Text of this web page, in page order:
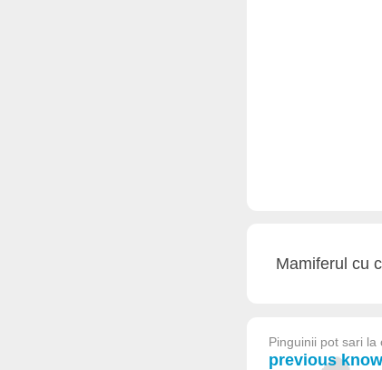
Mamiferul cu
Pinguinii pot sari
previous